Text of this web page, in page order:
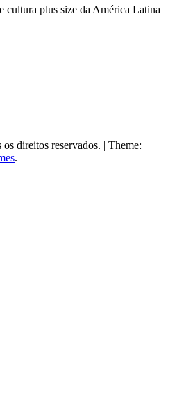
cultura plus size da América Latina
direitos reservados. | Theme:
.